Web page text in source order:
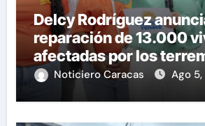
Delcy Rodríguez
reparación de 13.000
afectadas por los
Noticiero Caracas Ago